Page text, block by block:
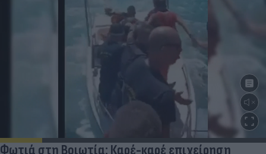
Φωτιά στη Βοιωτία: Καρέ-καρέ επιχείρηση